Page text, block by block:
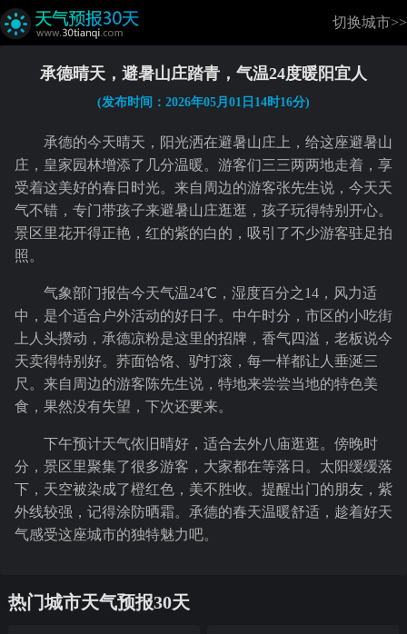
切换城市>>
承德晴天，避暑山庄踏青，气温24度暖阳宜人
(发布时间：2026年05月01日14时16分)
承德的今天晴天，阳光洒在避暑山庄上，给这座避暑山
庄，皇家园林增添了几分温暖。游客们三三两两地走着，享
受着这美好的春日时光。来自周边的游客张先生说，今天天
气不错，专门带孩子来避暑山庄逛逛，孩子玩得特别开心。
景区里花开得正艳，红的紫的白的，吸引了不少游客驻足拍
照。
气象部门报告今天气温24℃，湿度百分之14，风力适
中，是个适合户外活动的好日子。中午时分，市区的小吃街
上人头攒动，承德凉粉是这里的招牌，香气四溢，老板说今
天卖得特别好。荞面饸饹、驴打滚，每一样都让人垂涎三
尺。来自周边的游客陈先生说，特地来尝尝当地的特色美
食，果然没有失望，下次还要来。
下午预计天气依旧晴好，适合去外八庙逛逛。傍晚时
分，景区里聚集了很多游客，大家都在等落日。太阳缓缓落
下，天空被染成了橙红色，美不胜收。提醒出门的朋友，紫
外线较强，记得涂防晒霜。承德的春天温暖舒适，趁着好天
气感受这座城市的独特魅力吧。
热门城市天气预报30天